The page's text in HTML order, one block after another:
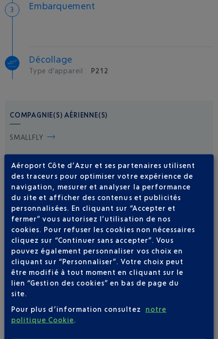
Embarquement
Décollage
Type d'appareil : P212
COMPAGNIE(S) AÉRIENNE(S)
SMALLFLY
Soyez notifié(e) de
toutes les évolutions
pour ce vol
Aéroport Côte d’Azur et ses partenaires utilisent
des traceurs pour optimiser votre expérience de
navigation, mesurer et analyser la performance
du site et afficher des contenus et publicités
personnalisées. En cliquant sur “Accepter et
fermer” vous autorisez l’utilisation de nos
cookies. Pour refuser les cookies non nécessaires
cliquez sur “Continuer sans accepter”. Vous
pouvez également personnaliser vos choix en
cliquant sur “Personnaliser”. Votre choix peut
être modifié à tout moment en cliquant sur le
lien “Gestion des cookies” en bas de page du
site.
Pour plus d’information consultez
notre
politique Cookie.